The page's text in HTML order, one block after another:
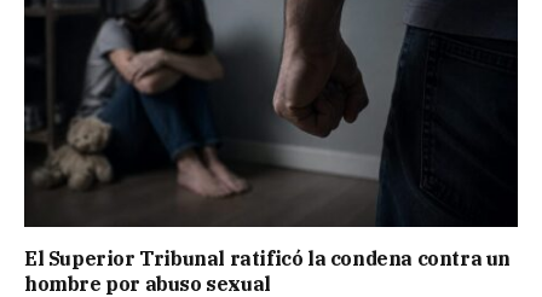
El Superior Tribunal ratificó la condena contra un
hombre por abuso sexual